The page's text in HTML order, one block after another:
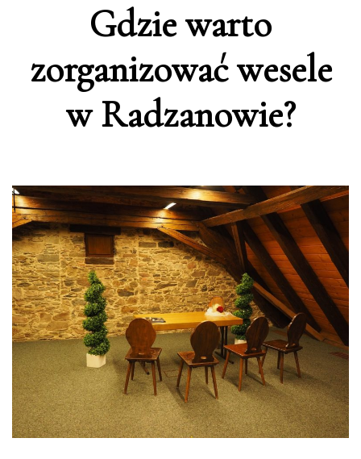
Gdzie warto
zorganizować wesele
w Radzanowie?